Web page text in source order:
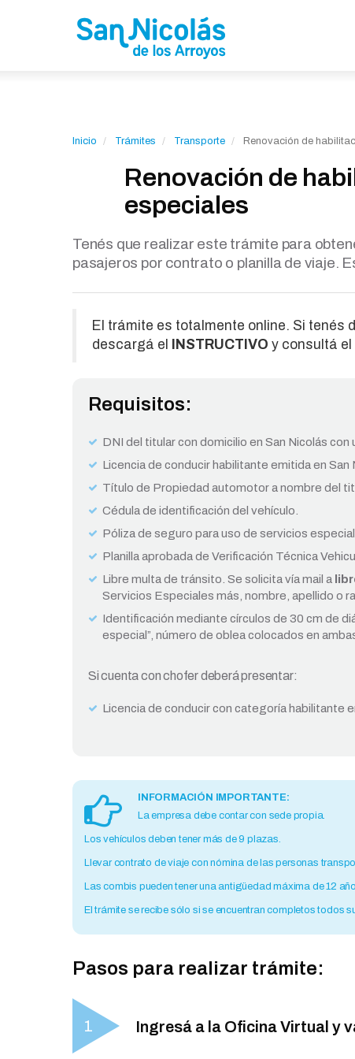
Inicio Trámites Transporte Renovación de
Renovación de
especiales
Tenés que realizar este trámite para
pasajeros por contrato o planilla de viaje.
El trámite es totalmente online. Si tenés
descargá el
INSTRUCTIVO y consultá
Requisitos:
DNI del titular con domicilio en San Nicolás con
Licencia de conducir habilitante emitida en San
Título de Propiedad automotor a nombre del
Cédula de identificación del vehículo.
Póliza de seguro para uso de servicios
Planilla aprobada de Verificación Técnica
Libre multa de tránsito. Se solicita vía mail a
Servicios Especiales más, nombre, apellido o
Identificación mediante círculos de 30 cm de
especial”, número de oblea colocados en
Si cuenta con chofer deberá presentar:
Licencia de conducir con categoría habilitante
INFORMACIÓN IMPORTANTE:
La empresa debe contar con sede propia.
Los vehículos deben tener más de 9 plazas.
Llevar contrato de viaje con nómina de las personas
Las combis pueden tener una antigüedad máxima de 12
El trámite se recibe sólo si se encuentran completos todos
Pasos para realizar trámite:
Ingresá a la Oficina Virtual y